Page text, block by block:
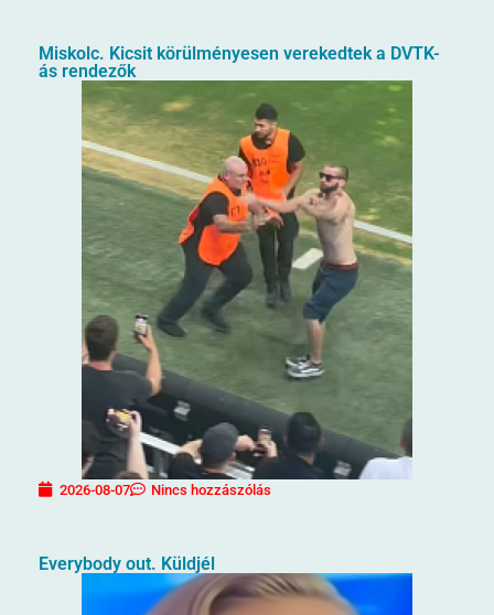
Miskolc. Kicsit körülményesen verekedtek a DVTK-
ás rendezők
2026-08-07 Nincs hozzászólás
Everybody out. Küldjél